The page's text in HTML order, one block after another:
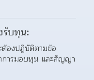
รับทุน:
องปฏิบัติตามข้อ
การมอบทุน และสัญญา